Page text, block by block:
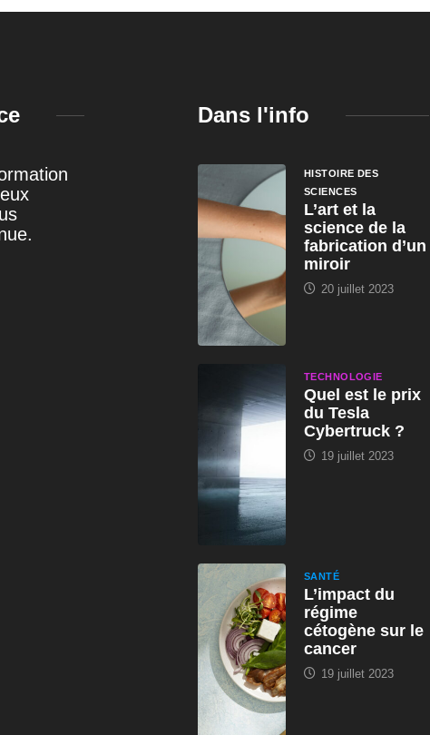
Dans l'info
HISTOIRE DES
SCIENCES
L’art et la
science de la
fabrication d’un
miroir
20 juillet 2023
TECHNOLOGIE
Quel est le prix
du Tesla
Cybertruck ?
19 juillet 2023
SANTÉ
L’impact du
régime
cétogène sur le
cancer
19 juillet 2023